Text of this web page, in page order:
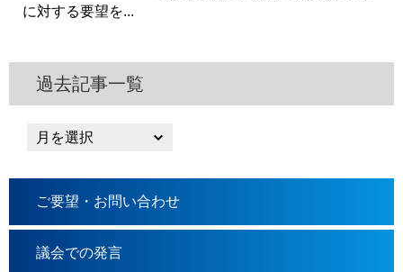
に対する要望を...
過去記事一覧
ご要望・お問い合わせ
議会での発言